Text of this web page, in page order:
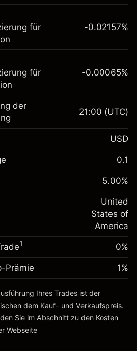
steht für das CFD-
über:
für
$1,000.00
(-$4.31)
-0.02157%
für
$1,000.00
-0.000654
%
(-$0.13)
Hebelwirkung
~ $
-0.00065%
der
21:00 (UTC)
USD
0.1
5.00%
United
States of
America
1 0%
Prämie 1%
Ihres Trades ist der
dem Kauf- und Verkaufspreis.
Sie im Abschnitt zu den Kosten
Webseite